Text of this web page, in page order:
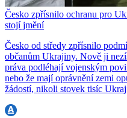
Česko zpřísnilo ochranu pro
stojí jmění
Česko od středy zpřísnilo
občanům Ukrajiny. Nově ji
práva podléhají vojenským
nebo že mají oprávnění zemi
žádostí, nikoli stovek tisíc